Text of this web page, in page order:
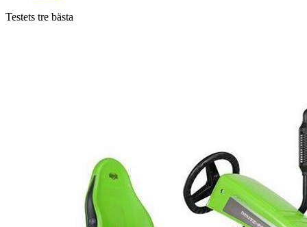
Testets tre bästa